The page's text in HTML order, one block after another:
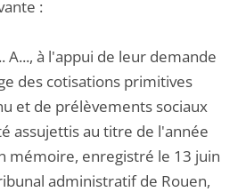
:
A..., à l'appui de leur demande
des cotisations primitives
et de prélèvements sociaux
assujettis au titre de l'année
mémoire, enregistré le 13 juin
administratif de Rouen,